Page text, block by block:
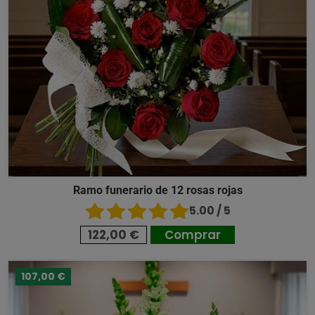
Ramo funerario de 12 rosas rojas
5.00 / 5
122,00 € Comprar
107,00 €